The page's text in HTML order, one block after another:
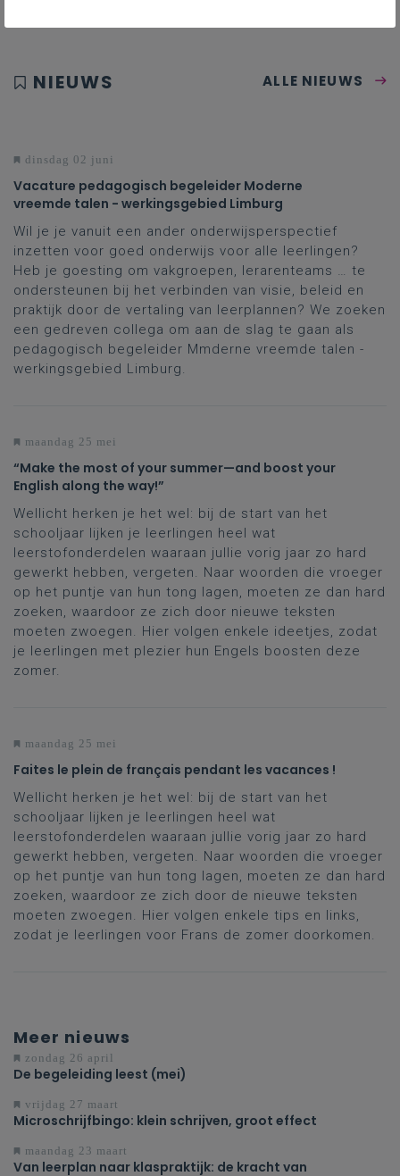
NIEUWS ALLE NIEUWS
dinsdag 02 juni
Vacature pedagogisch begeleider Moderne
vreemde talen - werkingsgebied Limburg
Wil je je vanuit een ander onderwijsperspectief
inzetten voor goed onderwijs voor alle leerlingen?
Heb je goesting om vakgroepen, lerarenteams … te
ondersteunen bij het verbinden van visie, beleid en
praktijk door de vertaling van leerplannen? We zoeken
een gedreven collega om aan de slag te gaan als
pedagogisch begeleider Mmderne vreemde talen -
werkingsgebied Limburg.
maandag 25 mei
“Make the most of your summer—and boost your
English along the way!”
Wellicht herken je het wel: bij de start van het
schooljaar lijken je leerlingen heel wat
leerstofonderdelen waaraan jullie vorig jaar zo hard
gewerkt hebben, vergeten. Naar woorden die vroeger
op het puntje van hun tong lagen, moeten ze dan hard
zoeken, waardoor ze zich door nieuwe teksten
moeten zwoegen. Hier volgen enkele ideetjes, zodat
je leerlingen met plezier hun Engels boosten deze
zomer.
maandag 25 mei
Faites le plein de français pendant les vacances !
Wellicht herken je het wel: bij de start van het
schooljaar lijken je leerlingen heel wat
leerstofonderdelen waaraan jullie vorig jaar zo hard
gewerkt hebben, vergeten. Naar woorden die vroeger
op het puntje van hun tong lagen, moeten ze dan hard
zoeken, waardoor ze zich door de nieuwe teksten
moeten zwoegen. Hier volgen enkele tips en links,
zodat je leerlingen voor Frans de zomer doorkomen.
Meer nieuws
zondag 26 april
De begeleiding leest (mei)
vrijdag 27 maart
Microschrijfbingo: klein schrijven, groot effect
maandag 23 maart
Van leerplan naar klaspraktijk: de kracht van